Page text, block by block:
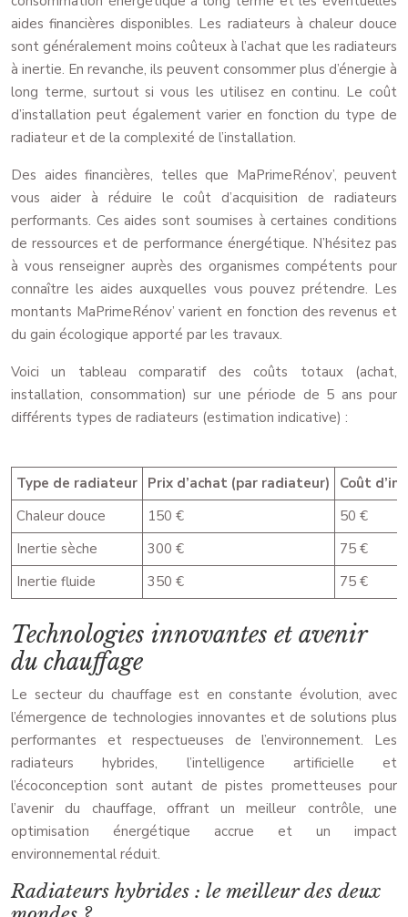
aides financières disponibles. Les radiateurs à chaleur douce
sont généralement moins coûteux à l’achat que les radiateurs
à inertie. En revanche, ils peuvent consommer plus d’énergie à
long terme, surtout si vous les utilisez en continu. Le coût
d’installation peut également varier en fonction du type de
radiateur et de la complexité de l’installation.
Des aides financières, telles que MaPrimeRénov’, peuvent
vous aider à réduire le coût d’acquisition de radiateurs
performants. Ces aides sont soumises à certaines conditions
de ressources et de performance énergétique. N’hésitez pas
à vous renseigner auprès des organismes compétents pour
connaître les aides auxquelles vous pouvez prétendre. Les
montants MaPrimeRénov’ varient en fonction des revenus et
du gain écologique apporté par les travaux.
Voici un tableau comparatif des coûts totaux (achat,
installation, consommation) sur une période de 5 ans pour
différents types de radiateurs (estimation indicative) :
Type de radiateur Prix d’achat (par radiateur)
Coût
Chaleur douce
150 €
50 €
Inertie sèche
300 €
75 €
Inertie fluide
350 € 75 €
Technologies innovantes et avenir
du chauffage
Le secteur du chauffage est en constante évolution, avec
l’émergence de technologies innovantes et de solutions plus
performantes et respectueuses de l’environnement. Les
radiateurs hybrides, l’intelligence artificielle et
l’écoconception sont autant de pistes prometteuses pour
l’avenir du chauffage, offrant un meilleur contrôle, une
optimisation énergétique accrue et un impact
environnemental réduit.
Radiateurs hybrides : le meilleur des deux